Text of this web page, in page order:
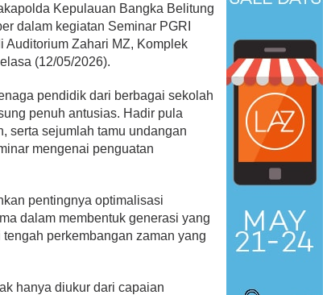
Kepulauan Bangka Belitung
dalam kegiatan Seminar PGRI
Auditorium Zahari MZ, Komplek
(12/05/2026).
pendidik dari berbagai sekolah
penuh antusias. Hadir pula
serta sejumlah tamu undangan
mengenai penguatan
pentingnya optimalisasi
dalam membentuk generasi yang
perkembangan zaman yang
hanya diukur dari capaian